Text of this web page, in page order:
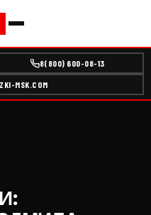
8(800) 600-08-13
MSK.COM